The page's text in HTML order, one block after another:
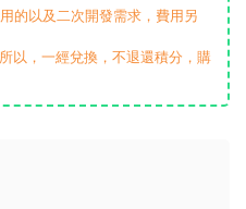
的以及二次開發需求，費用另
以，一經兌換，不退還積分，購